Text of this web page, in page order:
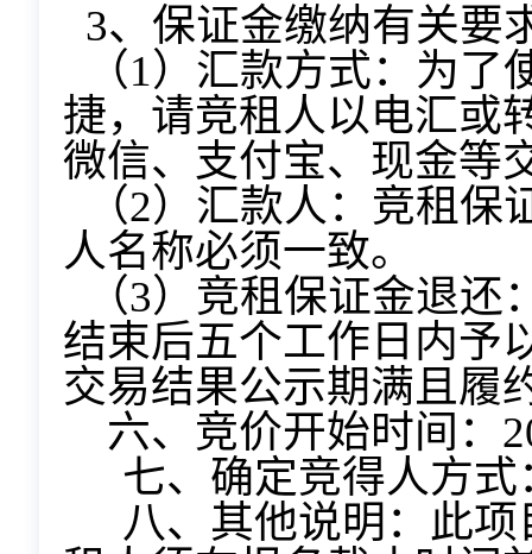
3、保证金缴纳有关要
（1）汇款方式：为
捷，请竞租人以电汇或
微信、支付宝、现金等
（2）汇款人：竞租
人名称必须一致。
（3）竞租保证金退
结束后五个工作日内予
交易结果公示期满且履
六、竞价开始时间：
七、确定竞得人方式
八、其他说明：此项